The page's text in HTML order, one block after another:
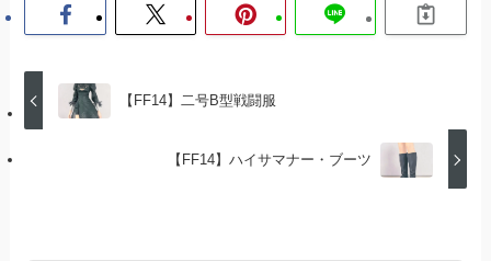
【FF14】二号B型戦闘服
【FF14】ハイサマナー・ブーツ